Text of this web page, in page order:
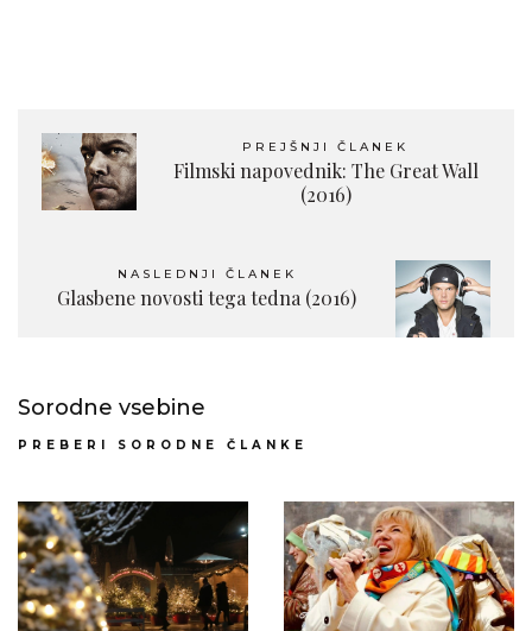
PREJŠNJI ČLANEK
Filmski napovednik: The Great Wall
(2016)
NASLEDNJI ČLANEK
Glasbene novosti tega tedna (2016)
Sorodne vsebine
PREBERI SORODNE ČLANKE